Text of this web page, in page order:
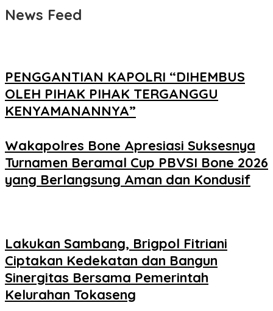
News Feed
PENGGANTIAN KAPOLRI “DIHEMBUS
OLEH PIHAK PIHAK TERGANGGU
KENYAMANANNYA”
Wakapolres Bone Apresiasi Suksesnya
Turnamen Beramal Cup PBVSI Bone 2026
yang Berlangsung Aman dan Kondusif
Lakukan Sambang, Brigpol Fitriani
Ciptakan Kedekatan dan Bangun
Sinergitas Bersama Pemerintah
Kelurahan Tokaseng